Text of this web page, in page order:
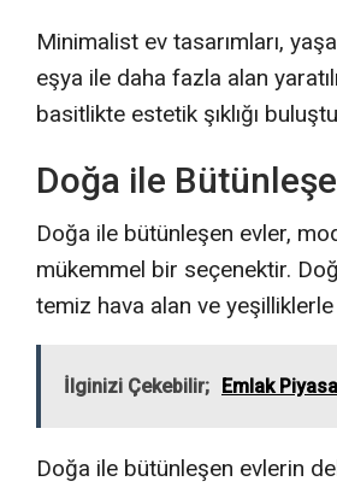
Minimalist ev tasarımları,
eşya ile daha fazla alan
basitlikte estetik şıklığı
Doğa ile
Doğa ile bütünleşen evler,
mükemmel bir seçenektir.
temiz hava alan ve
İlginizi Çekebilir; Emlak
Doğa ile bütünleşen evlerin